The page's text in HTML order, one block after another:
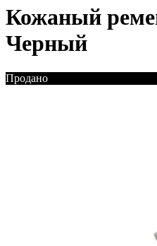
Кожаный
Черный
Продано